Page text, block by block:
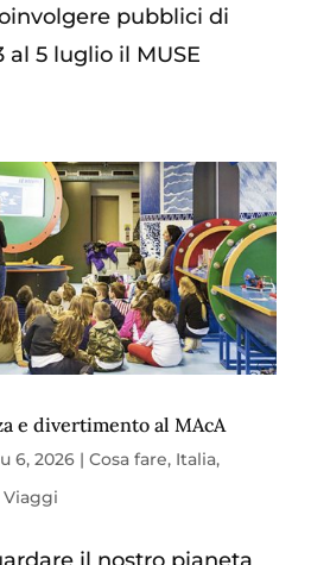
pubblici di
al 5 luglio il MUSE
e divertimento al MAcA
6, 2026| Cosa fare, Italia,
Viaggi